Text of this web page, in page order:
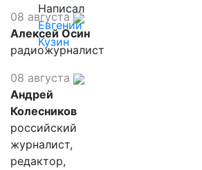
Написал
Евгений
Кузин
08 августа
Алексей Осин
радиожурналист
08 августа
Андрей
Колесников
российский
журналист,
редактор,